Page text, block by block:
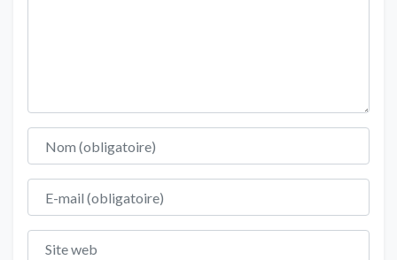
Nom
E-mail
Site web